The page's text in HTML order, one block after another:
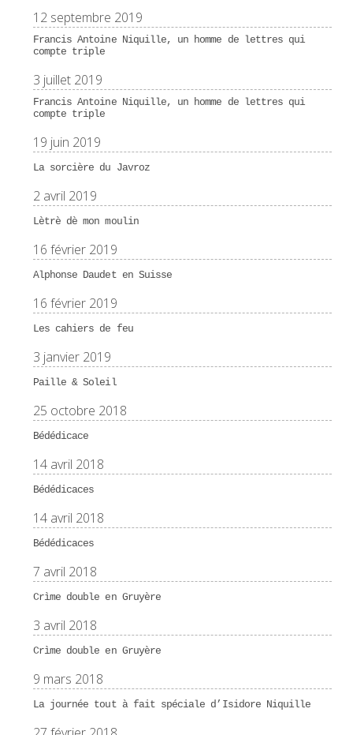
12 septembre 2019
Francis Antoine Niquille, un homme de lettres qui
compte triple
3 juillet 2019
Francis Antoine Niquille, un homme de lettres qui
compte triple
19 juin 2019
La sorcière du Javroz
2 avril 2019
Lètrè dè mon moulin
16 février 2019
Alphonse Daudet en Suisse
16 février 2019
Les cahiers de feu
3 janvier 2019
Paille & Soleil
25 octobre 2018
Bédédicace
14 avril 2018
Bédédicaces
14 avril 2018
Bédédicaces
7 avril 2018
Crìme double en Gruyère
3 avril 2018
Crìme double en Gruyère
9 mars 2018
La journée tout à fait spéciale d’Isidore Niquille